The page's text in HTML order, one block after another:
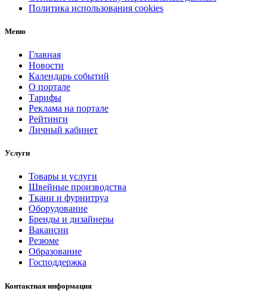
Политика использования cookies
Меню
Главная
Новости
Календарь событий
О портале
Тарифы
Реклама на портале
Рейтинги
Личный кабинет
Услуги
Товары и услуги
Швейные производства
Ткани и фурнитруа
Оборудование
Бренды и дизайнеры
Вакансии
Резюме
Образование
Господдержка
Контактная информация